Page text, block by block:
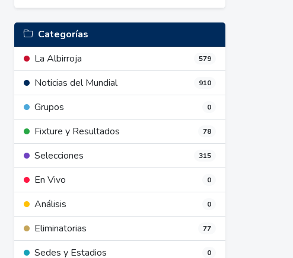
Categorías
La Albirroja
579
Noticias del Mundial 910
Grupos 0
Fixture y Resultados 78
Selecciones 315
En Vivo 0
Análisis 0
Eliminatorias 77
Sedes y Estadios 0